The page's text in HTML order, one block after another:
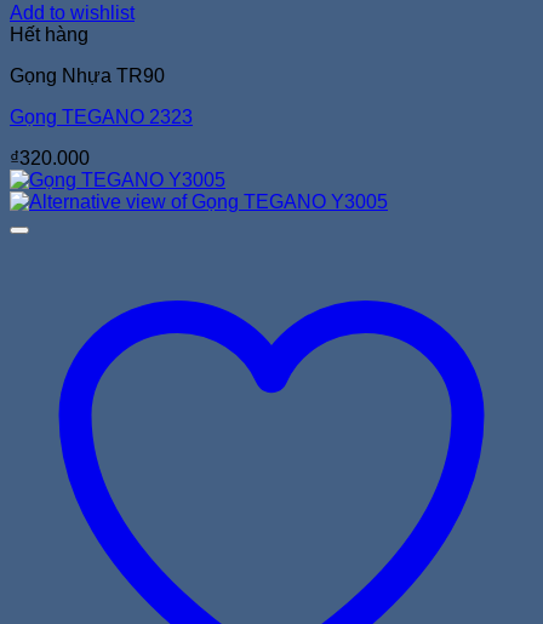
Add to wishlist
Hết hàng
Gọng Nhựa TR90
Gọng TEGANO 2323
₫320.000